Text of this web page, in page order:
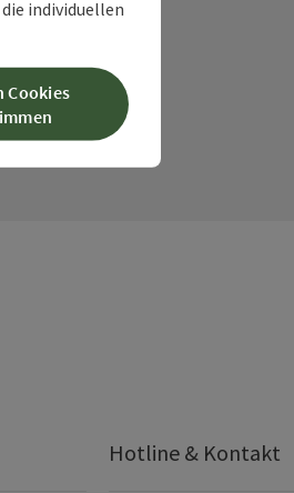
Hotline & Kontakt
individuellen
Cookies